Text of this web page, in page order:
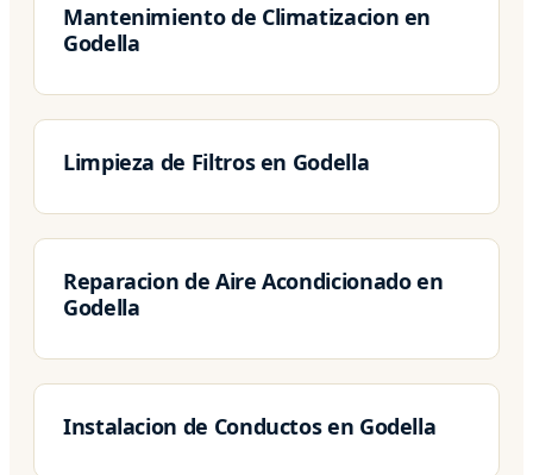
Mantenimiento de Climatizacion en
Godella
Limpieza de Filtros en Godella
Reparacion de Aire Acondicionado en
Godella
Instalacion de Conductos en Godella